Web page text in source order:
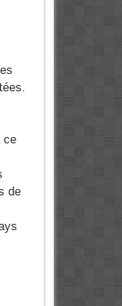
ce
de